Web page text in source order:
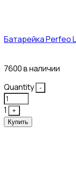
Батарейка Perfeo
7600 в наличии
Quantity
-
1
+
Купить